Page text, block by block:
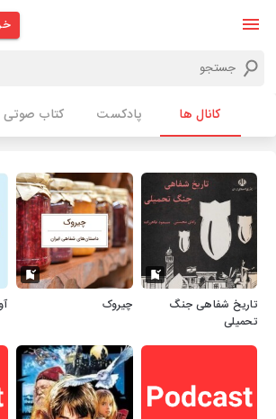
کانال ها پادکست کتاب صوتی
تاریخ شفاهی جنگ
تحمیلی
چیروک